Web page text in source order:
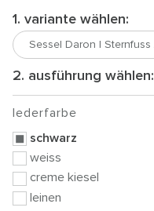
1. variante wählen:
2. ausführung wählen:
lederfarbe
schwarz
weiss
creme kiesel
leinen